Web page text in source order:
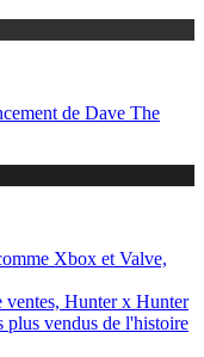
de Dave The
Xbox et Valve,
Hunter x Hunter
plus vendus de l'histoire